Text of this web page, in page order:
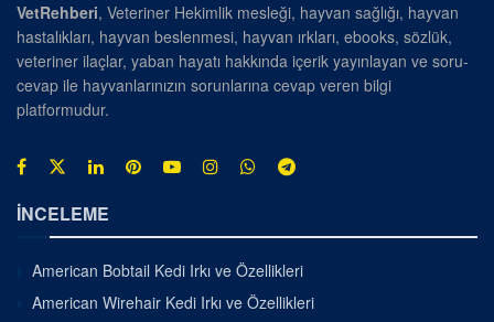
VetRehberi, Veteriner Hekimlik mesleği, hayvan sağlığı, hayvan
hastalıkları, hayvan beslenmesi, hayvan ırkları, ebooks, sözlük,
veteriner ilaçlar, yaban hayatı hakkında içerik yayınlayan ve soru-
cevap ile hayvanlarınızın sorunlarına cevap veren bilgi
platformudur.
İNCELEME
American Bobtail Kedi Irkı ve Özellikleri
American Wirehair Kedi Irkı ve Özellikleri